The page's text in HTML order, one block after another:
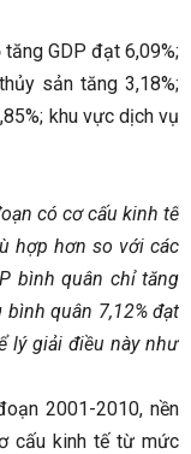
GDP đạt 6,09%;
sản tăng 3,18%;
khu vực dịch vụ
có cơ cấu kinh tế
hợp hơn so với các
bình quân chỉ tăng
quân 7,12% đạt
lý giải điều này như
2001-2010, nền
cấu kinh tế từ mức